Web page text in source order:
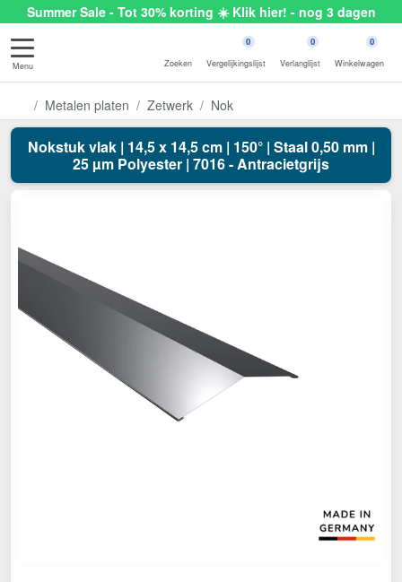
Summer Sale - Tot 30% korting ☀️ Klik hier! - nog 3 dagen
Menu Zoeken
0
Vergelijkingslijst
0
Verlanglijst
0
Winkelwagen
Metalen platen Zetwerk Nok
Nokstuk vlak | 14,5 x 14,5 cm | 150° | Staal 0,50 mm |
25 µm Polyester | 7016 - Antracietgrijs